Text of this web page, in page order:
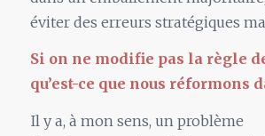
éviter des erreurs stratégiques
Si on ne modifie pas larègle
qu’est-ce que nous réformons
Il y a, à mon sens, unproblème